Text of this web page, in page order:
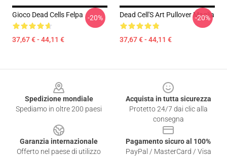
Gioco Dead Cells Felpa
37,67 € - 44,11 €
-20% Dead Cell'S Art Pullover Maglia
37,67 € - 44,11 €
-20%
Spedizione mondiale
Spediamo in oltre 200 paesi
Acquista in tutta sicurezza
Protetto 24/7 dai clic alla
consegna
Garanzia internazionale
Offerto nel paese di utilizzo
Pagamento sicuro al 100%
PayPal / MasterCard / Visa